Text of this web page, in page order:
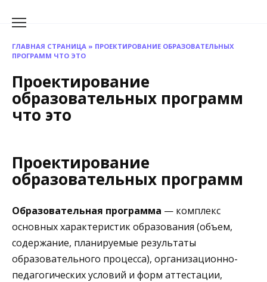
ГЛАВНАЯ СТРАНИЦА » ПРОЕКТИРОВАНИЕ ОБРАЗОВАТЕЛЬНЫХ
ПРОГРАММ ЧТО ЭТО
Проектирование
образовательных программ
что это
Проектирование
образовательных программ
Образовательная программа — комплекс
основных характеристик образования (объем,
содержание, планируемые результаты
образовательного процесса), организационно-
педагогических условий и форм аттестации,